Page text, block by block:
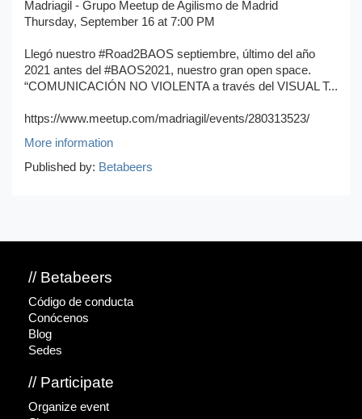
Madriagil - Grupo Meetup de Agilismo de Madrid
Thursday, September 16 at 7:00 PM
Llegó nuestro #Road2BAOS septiembre, último del año
2021 antes del #BAOS2021, nuestro gran open space.
“COMUNICACIÓN NO VIOLENTA a través del VISUAL T...
https://www.meetup.com/madriagil/events/280313523/
More information
Published by: Betabeers
// Betabeers
Código de conducta
Conócenos
Blog
Sedes
// Participate
Organize event